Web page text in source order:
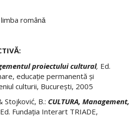
limba românǎ
proiectului cultural, Ed.
educaţie permanentă şi
culturii, Bucureşti, 2005
Stojković, B.: CULTURA, Management,
Fundaţia Interart TRIADE,